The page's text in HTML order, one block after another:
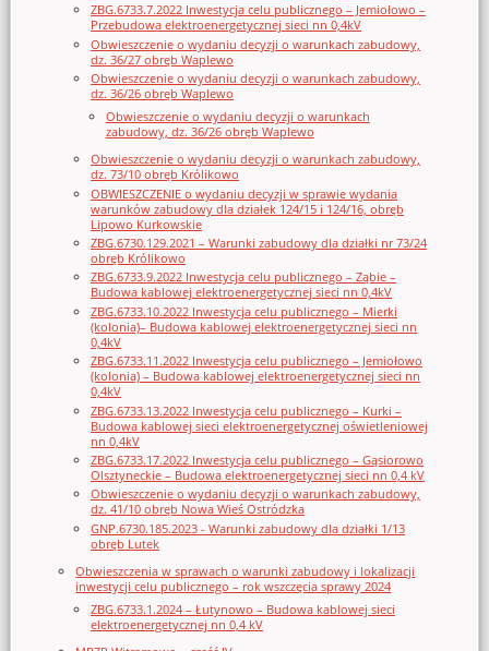
ZBG.6733.7.2022 Inwestycja celu publicznego – Jemiołowo –
Przebudowa elektroenergetycznej sieci nn 0,4kV
Obwieszczenie o wydaniu decyzji o warunkach zabudowy,
dz. 36/27 obręb Waplewo
Obwieszczenie o wydaniu decyzji o warunkach zabudowy,
dz. 36/26 obręb Waplewo
Obwieszczenie o wydaniu decyzji o warunkach
zabudowy, dz. 36/26 obręb Waplewo
Obwieszczenie o wydaniu decyzji o warunkach zabudowy,
dz. 73/10 obręb Królikowo
OBWIESZCZENIE o wydaniu decyzji w sprawie wydania
warunków zabudowy dla działek 124/15 i 124/16, obręb
Lipowo Kurkowskie
ZBG.6730.129.2021 – Warunki zabudowy dla działki nr 73/24
obręb Królikowo
ZBG.6733.9.2022 Inwestycja celu publicznego – Ząbie –
Budowa kablowej elektroenergetycznej sieci nn 0,4kV
ZBG.6733.10.2022 Inwestycja celu publicznego – Mierki
(kolonia)– Budowa kablowej elektroenergetycznej sieci nn
0,4kV
ZBG.6733.11.2022 Inwestycja celu publicznego – Jemiołowo
(kolonia) – Budowa kablowej elektroenergetycznej sieci nn
0,4kV
ZBG.6733.13.2022 Inwestycja celu publicznego – Kurki –
Budowa kablowej sieci elektroenergetycznej oświetleniowej
nn 0,4kV
ZBG.6733.17.2022 Inwestycja celu publicznego – Gąsiorowo
Olsztyneckie – Budowa elektroenergetycznej sieci nn 0,4 kV
Obwieszczenie o wydaniu decyzji o warunkach zabudowy,
dz. 41/10 obręb Nowa Wieś Ostródzka
GNP.6730.185.2023 - Warunki zabudowy dla działki 1/13
obręb Lutek
Obwieszczenia w sprawach o warunki zabudowy i lokalizacji
inwestycji celu publicznego – rok wszczęcia sprawy 2024
ZBG.6733.1.2024 – Łutynowo – Budowa kablowej sieci
elektroenergetycznej nn 0,4 kV